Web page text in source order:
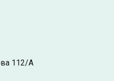
112/А